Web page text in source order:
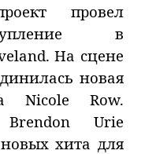
провел
в
На сцене
новая
Nicole Row.
Urie
хита для